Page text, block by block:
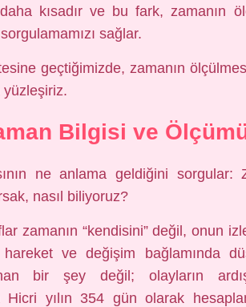
kısadır ve bu fark, zamanın
sağlar.
geçtiğimizde, zamanın
yüzleşiriz.
Bilgisi ve
ne anlama geldiğini sorgular:
nasıl biliyoruz?
zamanın “kendisini” değil, onun
ve değişim bağlamında
bir şey değil; olayların
Hicri yılın 354 gün olarak